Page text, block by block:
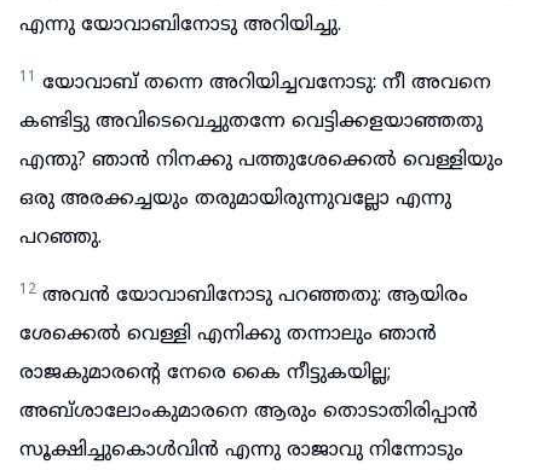
എന്നു യോവാബിനോടു അറിയിച്ചു.
11 യോവാബ് തന്നെ അറിയിച്ചവനോടു: നീ അവനെ
കണ്ടിട്ടു അവിടെവെച്ചുതന്നേ വെട്ടിക്കളയാഞ്ഞതു
എന്തു? ഞാൻ നിനക്കു പത്തുശേക്കെൽ വെള്ളിയും
ഒരു അരക്കച്ചയും തരുമായിരുന്നുവല്ലോ എന്നു
പറഞ്ഞു.
12 അവൻ യോവാബിനോടു പറഞ്ഞതു: ആയിരം
ശേക്കെൽ വെള്ളി എനിക്കു തന്നാലും ഞാൻ
രാജകുമാരന്റെ നേരെ കൈ നീട്ടുകയില്ല;
അബ്ശാലോംകുമാരനെ ആരും തൊടാതിരിപ്പാൻ
സൂക്ഷിച്ചുകൊൾവിൻ എന്നു രാജാവു നിന്നോടും